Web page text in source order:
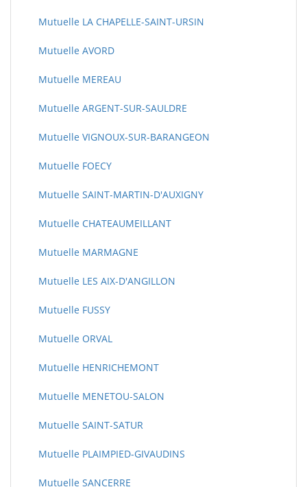
Mutuelle LA CHAPELLE-SAINT-URSIN
Mutuelle AVORD
Mutuelle MEREAU
Mutuelle ARGENT-SUR-SAULDRE
Mutuelle VIGNOUX-SUR-BARANGEON
Mutuelle FOECY
Mutuelle SAINT-MARTIN-D'AUXIGNY
Mutuelle CHATEAUMEILLANT
Mutuelle MARMAGNE
Mutuelle LES AIX-D'ANGILLON
Mutuelle FUSSY
Mutuelle ORVAL
Mutuelle HENRICHEMONT
Mutuelle MENETOU-SALON
Mutuelle SAINT-SATUR
Mutuelle PLAIMPIED-GIVAUDINS
Mutuelle SANCERRE